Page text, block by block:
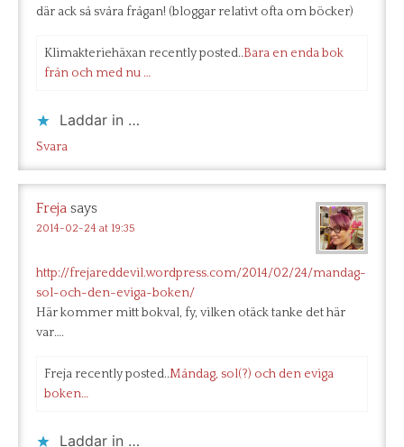
där ack så svåra frågan! (bloggar relativt ofta om böcker)
Klimakteriehäxan recently posted..Bara en enda bok
från och med nu …
Laddar in …
Svara
Freja says
2014-02-24 at 19:35
http://frejareddevil.wordpress.com/2014/02/24/mandag-
sol-och-den-eviga-boken/
Här kommer mitt bokval, fy, vilken otäck tanke det här
var….
Freja recently posted..Måndag, sol(?) och den eviga
boken…
Laddar in …